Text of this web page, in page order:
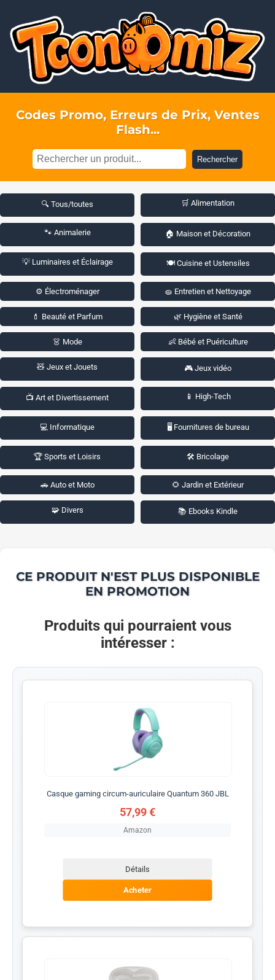
Codes Promo, Erreurs de Prix, Ventes
Flash...
Rechercher
🔍 Tous/toutes 🛒 Alimentation
🐾 Animalerie 🏠 Maison et Décoration
💡 Luminaires et Éclairage 🍽️ Cuisine et Ustensiles
⚙️ Électroménager 🧽 Entretien et Nettoyage
💄 Beauté et Parfum 🌿 Hygiène et Santé
👗 Mode 👶 Bébé et Puériculture
🧸 Jeux et Jouets 🎮 Jeux vidéo
📺 Art et Divertissement 📱 High-Tech
💻 Informatique 🖥️ Fournitures de bureau
🏆 Sports et Loisirs 🛠️ Bricolage
🚗 Auto et Moto 🌻 Jardin et Extérieur
🧩 Divers 📚 Ebooks Kindle
CE PRODUIT N'EST PLUS DISPONIBLE
EN PROMOTION
Produits qui pourraient vous
intéresser :
Casque gaming circum-auriculaire Quantum 360 JBL
57,99 €
Amazon
Détails
Acheter